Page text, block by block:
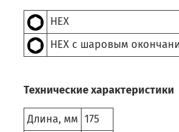
HEX
HEX с шаровым
Технические характеристики
Длина, мм 175